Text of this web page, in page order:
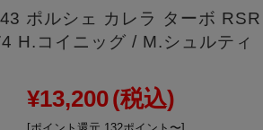
ポルシェ カレラ ターボ RSR
H.コイニッグ / M.シュルティ
¥13,200(税込)